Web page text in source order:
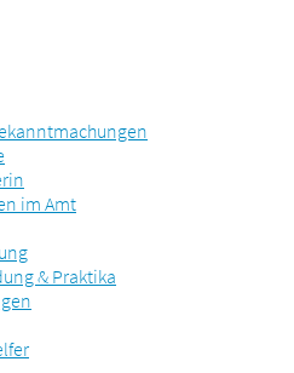
im Amt
& Praktika